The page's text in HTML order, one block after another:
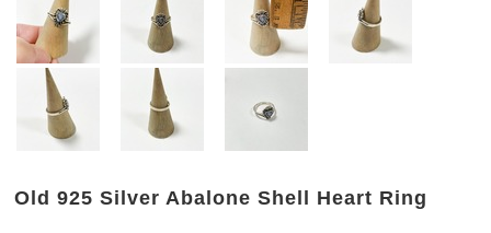
Old 925 Silver Abalone Shell Heart Ring